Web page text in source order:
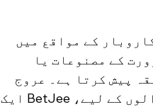
کے مواقع میں
کے مصنوعات یا
پیش کرتا ہے۔ عروج
پر آن لائن کیسینو اور بیٹنگ انڈسٹری میں دلچسپی رکھنے والوں کے لیے، BetJee ایک